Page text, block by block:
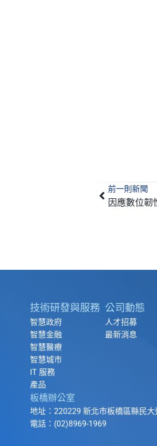
上一頁
前一則新聞
因應數位韌
技術研發與服務
智慧政府
智慧金融
智慧醫療
智慧城市
IT 服務
產品
公司動態
人才招募
最新消息
板橋辦公室
地址：220229 新北市板橋區縣民
電話：(02)8969-1969